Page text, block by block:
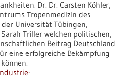
Dr. Dr. Carsten Köhler,
Tropenmedizin des
Universität Tübingen,
Triller welchen politischen,
Beitrag Deutschland
eine erfolgreiche Bekämpfung